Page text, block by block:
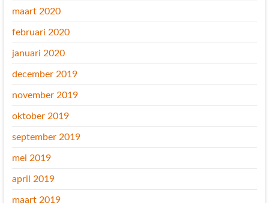
maart 2020
februari 2020
januari 2020
december 2019
november 2019
oktober 2019
september 2019
mei 2019
april 2019
maart 2019